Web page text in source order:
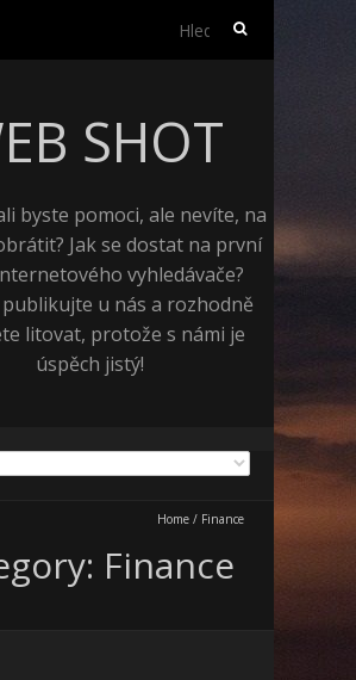
Vyhledávání
SHOT
byste pomoci, ale nevíte, na
Jak se dostat na první
vyhledávače?
u nás a rozhodně
litovat, protože s námi je
úspěch jistý!
Home / Finance
Finance